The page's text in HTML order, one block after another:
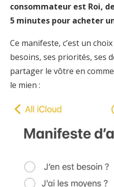
consommateur est Roi,
5 minutes pour acheter
Ce manifeste, c’est un
besoins, ses priorités, ses
partager le vôtre en
le mien :